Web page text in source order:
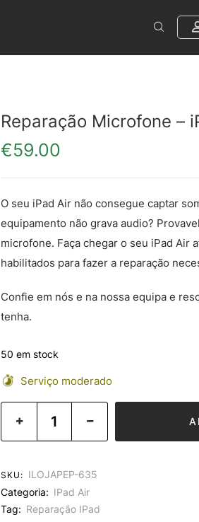
Reparação Microfone –
€59.00
O seu iPad Air não consegue captar
equipamento não grava audio?
microfone. Faça chegar o seu iPad Air
habilitados para fazer a reparação
Confie em nós e na nossa equipa e
tenha.
50 em stock
Serviço moderado
SKU: ILOJAPEP-635
Categoria: IPad Air
Tag: Reparação IPad